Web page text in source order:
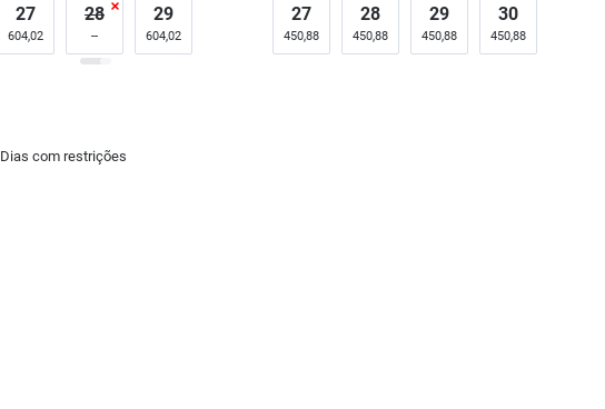
27
604,02
28 29
604,02
27
450,88
28
450,88
29
450,88
30
450,88
Dias com restrições